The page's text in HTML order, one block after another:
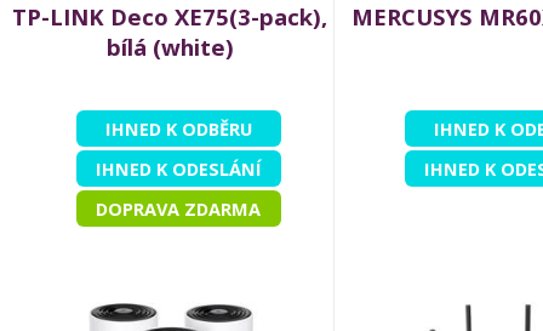
TP-LINK Deco XE75(3-pack),
bílá (white)
IHNED K ODBĚRU
IHNED K ODESLÁNÍ
DOPRAVA ZDARMA
MERCUSYS
IHNED K
IHNED K